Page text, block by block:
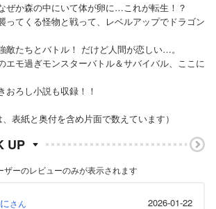
ぜか森の中にいて体が卵に…これが転生！？
ってくる怪物と戦って、レベルアップでドラゴン
敵たちとバトル！ だけど人間が恋しい…。
エモ過ぎモンスターバトル＆サバイバル、ここに
おろし小説も収録！！
、表紙と奥付を含め片面で数えています）
UP
ーのレビューのみが表示されます
さん
2026-01-22